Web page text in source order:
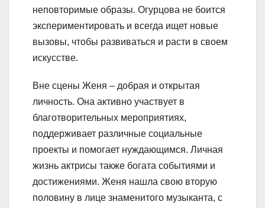
неповторимые образы. Огурцова не боится
экспериментировать и всегда ищет новые
вызовы, чтобы развиваться и расти в своем
искусстве.
Вне сцены Женя – добрая и открытая
личность. Она активно участвует в
благотворительных мероприятиях,
поддерживает различные социальные
проекты и помогает нуждающимся. Личная
жизнь актрисы также богата событиями и
достижениями. Женя нашла свою вторую
половину в лице знаменитого музыканта, с